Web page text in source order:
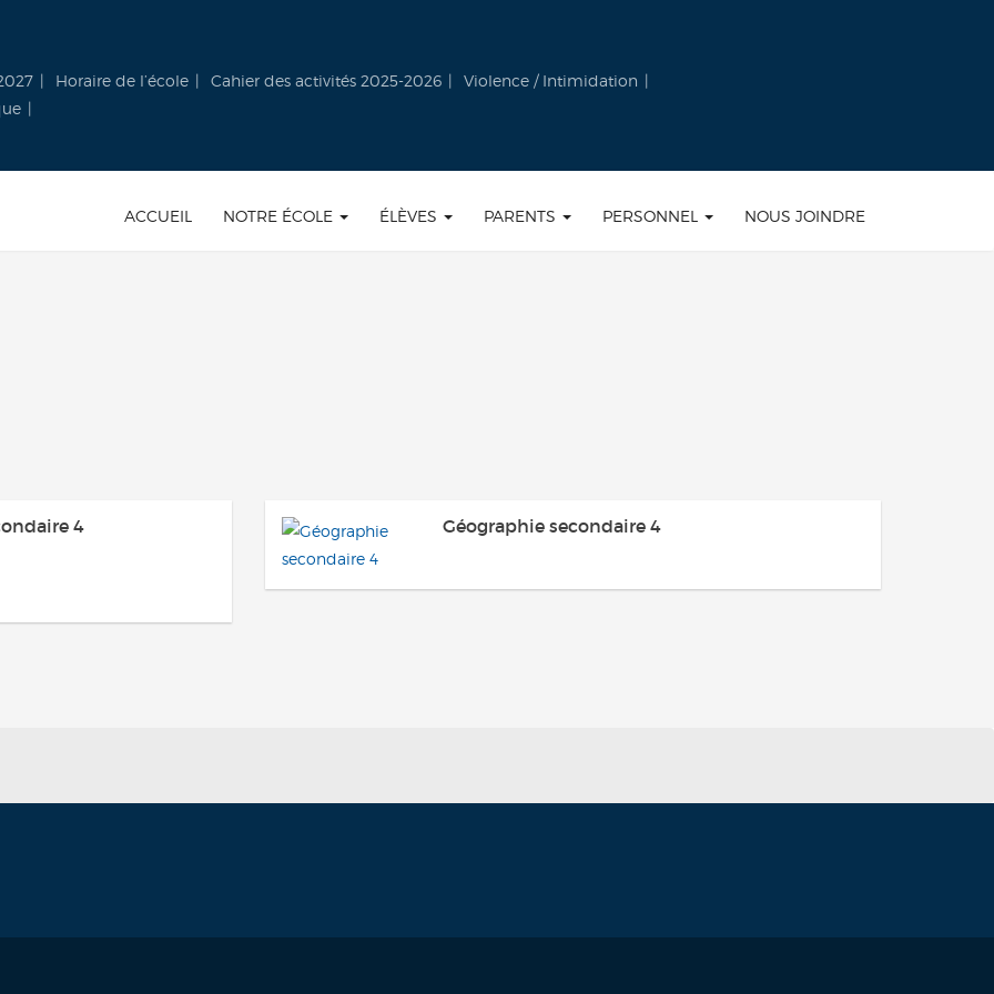
Horaire de l’école Cahier des activités 2025-2026
Violence / Intimidation
ACCUEIL NOTRE ÉCOLE ÉLÈVES PARENTS PERSONNEL NOUS JOINDRE
4 Géographie secondaire 4